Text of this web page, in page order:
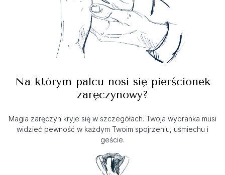
Na którym palcu nosi się pierścionek
zaręczynowy?
Magia zaręczyn kryje się w szczegółach. Twoja wybranka musi
widzieć pewność w każdym Twoim spojrzeniu, uśmiechu i
geście.